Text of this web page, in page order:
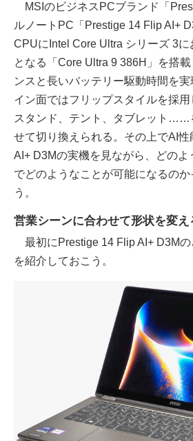
MSIのビジネスPCブランド「
ルノートPC「Prestige 14 Flip AI+
CPUにIntel Core Ultra シリーズ 3に
となる「Core Ultra 9 386H」を搭
ンスと長いバッテリー駆動時間を
イン面ではフリップスタイルを採用
スタンド、テント、タブレット……
せて切り換えられる。その上でAI
AI+ D3Mの実機を見ながら、どのよ
でどのようなことが可能になるのか
う。
営業シーンに合わせて形状を変
最初にPrestige 14 Flip AI+ D3M
を紹介しておこう。